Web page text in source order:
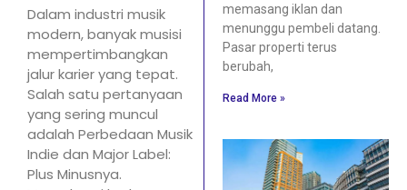
Dalam industri musik
modern, banyak musisi
mempertimbangkan
jalur karier yang tepat.
Salah satu pertanyaan
yang sering muncul
adalah Perbedaan Musik
Indie dan Major Label:
Plus Minusnya.
memasang iklan dan
menunggu pembeli datang.
Pasar properti terus
berubah,
Read More »